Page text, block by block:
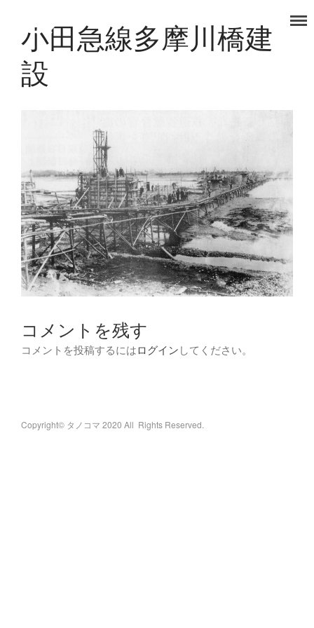
TOP
タノコマ
狛江を楽しもう！
小田急線多摩川橋建
設
コメントを残す
コメントを投稿するにはログインしてください。
Copyright© タノコマ 2020 All Rights Reserved.